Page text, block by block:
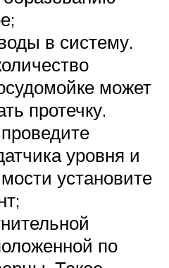
в систему.
может
протечку.
уровня и
установите
по